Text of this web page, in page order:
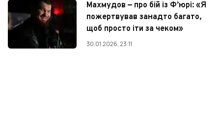
Махмудов — про бій із Ф’юрі: «Я
пожертвував занадто багато,
щоб просто іти за чеком»
30.01.2026, 23:11